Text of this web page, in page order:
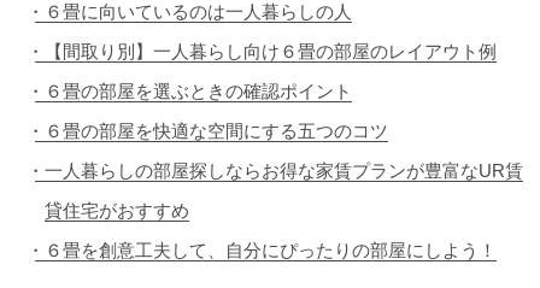
６畳に向いているのは一人暮らしの人
【間取り別】一人暮らし向け６畳の部屋のレイアウト例
６畳の部屋を選ぶときの確認ポイント
６畳の部屋を快適な空間にする五つのコツ
一人暮らしの部屋探しならお得な家賃プランが豊富なUR賃
貸住宅がおすすめ
６畳を創意工夫して、自分にぴったりの部屋にしよう！